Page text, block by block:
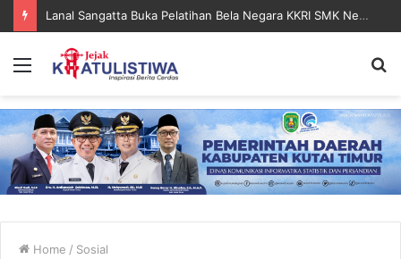
Lanal Sangatta Gelar Khitan Massal Gratis di Desa Muara Bengalon
Menu
Home / Sosial